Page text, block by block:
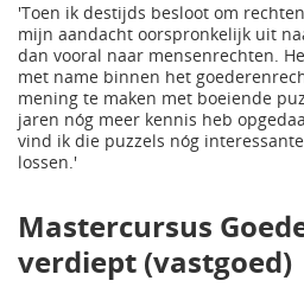
'Toen ik destijds besloot om
mijn aandacht oorspronkelijk uit
dan vooral naar mensenrechten.
met name binnen het
mening te maken met boeiende
jaren nóg meer kennis heb
vind ik die puzzels nóg
lossen.'
Mastercursus
verdiept (vastgoed)